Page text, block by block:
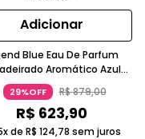
Adicionar
Blue Eau De Parfum
Aromático Azul
50ml Montblanc
29%OFF R$879,00
R$ 623,90
de R$ 124,78 sem juros